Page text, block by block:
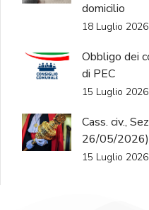
domicilio
18 Luglio 2026
Obbligo dei
di PEC
15 Luglio 2026
Cass. civ.,
26/05/
15 Luglio 2026